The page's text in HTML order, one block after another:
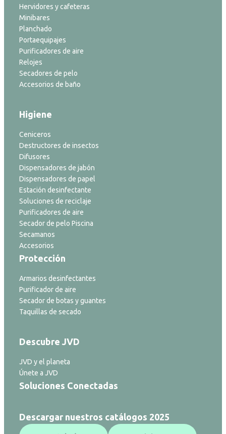
Hervidores y cafeteras
Minibares
Planchado
Portaequipajes
Purificadores de aire
Relojes
Secadores de pelo
Accesorios de baño
Higiene
Ceniceros
Destructores de insectos
Difusores
Dispensadores de jabón
Dispensadores de papel
Estación desinfectante
Soluciones de reciclaje
Purificadores de aire
Secador de pelo Piscina
Secamanos
Accesorios
Protección
Armarios desinfectantes
Purificador de aire
Secador de botas y guantes
Taquillas de secado
Descubre JVD
JVD y el planeta
Únete a JVD
Soluciones Conectadas
Descargar nuestros catálogos 2025